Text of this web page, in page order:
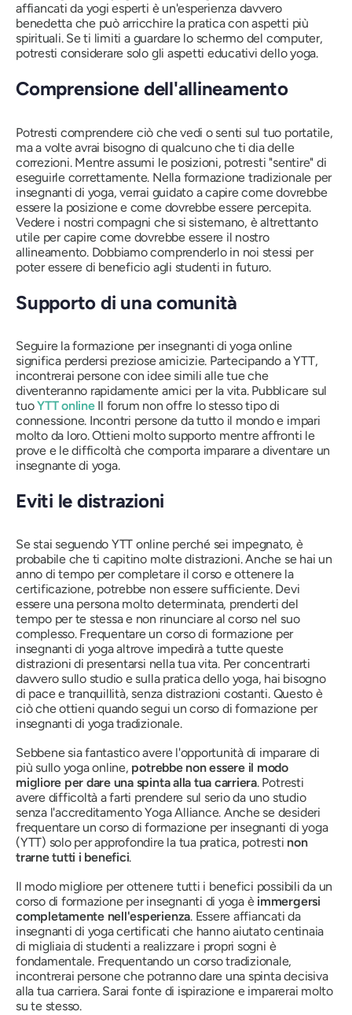
affiancati da yogi esperti è un'esperienza davvero
benedetta che può arricchire la pratica con aspetti più
spirituali. Se ti limiti a guardare lo schermo del computer,
potresti considerare solo gli aspetti educativi dello yoga.
Comprensione dell'allineamento
Potresti comprendere ciò che vedi o senti sul tuo portatile,
ma a volte avrai bisogno di qualcuno che ti dia delle
correzioni. Mentre assumi le posizioni, potresti "sentire" di
eseguirle correttamente. Nella formazione tradizionale per
insegnanti di yoga, verrai guidato a capire come dovrebbe
essere la posizione e come dovrebbe essere percepita.
Vedere i nostri compagni che si sistemano, è altrettanto
utile per capire come dovrebbe essere il nostro
allineamento. Dobbiamo comprenderlo in noi stessi per
poter essere di beneficio agli studenti in futuro.
Supporto di una comunità
Seguire la formazione per insegnanti di yoga online
significa perdersi preziose amicizie. Partecipando a YTT,
incontrerai persone con idee simili alle tue che
diventeranno rapidamente amici per la vita. Pubblicare sul
tuoYTT online Il forum non offre lo stesso tipo di
connessione. Incontri persone da tutto il mondo e impari
molto da loro. Ottieni molto supporto mentre affronti le
prove e le difficoltà che comporta imparare a diventare un
insegnante di yoga.
Eviti le distrazioni
Se stai seguendo YTT online perché sei impegnato, è
probabile che ti capitino molte distrazioni. Anche se hai un
anno di tempo per completare il corso e ottenere la
certificazione, potrebbe non essere sufficiente. Devi
essere una persona molto determinata, prenderti del
tempo per te stessa e non rinunciare al corso nel suo
complesso. Frequentare un corso di formazione per
insegnanti di yoga altrove impedirà a tutte queste
distrazioni di presentarsi nella tua vita. Per concentrarti
davvero sullo studio e sulla pratica dello yoga, hai bisogno
di pace e tranquillità, senza distrazioni costanti. Questo è
ciò che ottieni quando segui un corso di formazione per
insegnanti di yoga tradizionale.
Sebbene sia fantastico avere l'opportunità di imparare di
più sullo yoga online, potrebbe non essere il modo
migliore per dare una spinta alla tua carriera. Potresti
avere difficoltà a farti prendere sul serio da uno studio
senza l'accreditamento Yoga Alliance. Anche se desideri
frequentare un corso di formazione per insegnanti di yoga
(YTT) solo per approfondire la tua pratica, potresti non
trarne tutti i benefici.
Il modo migliore per ottenere tutti i benefici possibili da un
corso di formazione per insegnanti di yoga è immergersi
completamente nell'esperienza. Essere affiancati da
insegnanti di yoga certificati che hanno aiutato centinaia
di migliaia di studenti a realizzare i propri sogni è
fondamentale. Frequentando un corso tradizionale,
incontrerai persone che potranno dare una spinta decisiva
alla tua carriera. Sarai fonte di ispirazione e imparerai molto
su te stesso.